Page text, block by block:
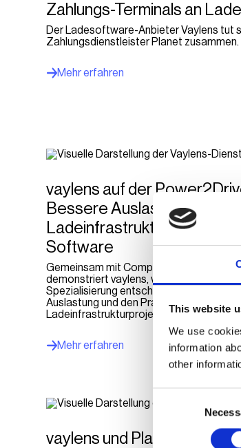
This website
We use
information
other
Zahlungs-Terminals an
Der Ladesoftware-Anbieter Vaylens tut
Zahlungsdienstleister Planet zusammen.
Mehr erfahren
vaylens auf der
Bessere Auslastung der
Ladeinfrastruktur durch
Software
Gemeinsam mit Compleo und
demonstriert vaylens, warum Modularität
Spezialisierung entscheidend für
Auslastung und den Praxiserfolg bei
Ladeinfrastrukturprojekten sind.
Mehr erfahren
vaylens und Planet